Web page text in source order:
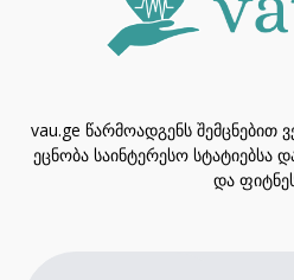
vau.ge წარმოადგენს შემცნებით
ეცნობა საინტერესო სტატიებსა
და